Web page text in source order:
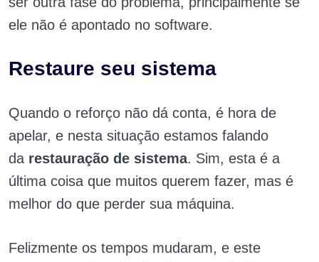
ele não é apontado no software.
Restaure seu sistema
Quando o reforço não dá conta, é hora de
apelar, e nesta situação estamos falando
da restauração de sistema. Sim, esta é a
última coisa que muitos querem fazer, mas é
melhor do que perder sua máquina.
Felizmente os tempos mudaram, e este